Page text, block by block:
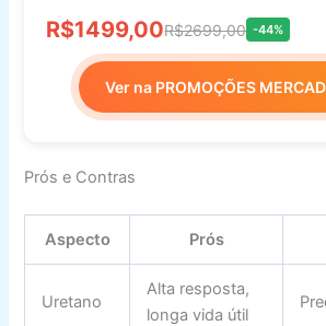
R$1499,00R$2699,00 -44%
Ver na PROMOÇÕES
Prós e Contras
Aspecto Prós
Uretano
Alta resposta,
longa vida útil